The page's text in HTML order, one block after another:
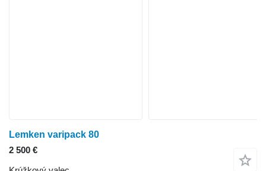
Lemken varipack 80
2 500 €